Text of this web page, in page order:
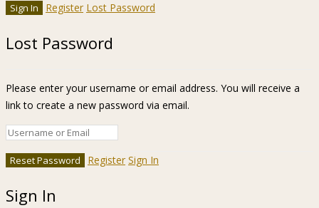
Register Lost Password
Lost Password
Please enter your username or email address. You will receive a
link to create a new password via email.
Register Sign In
Sign In